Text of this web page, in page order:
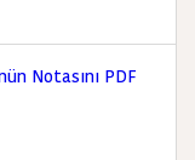
Notasını PDF